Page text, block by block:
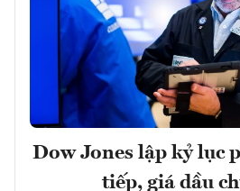
Dow Jones lập kỷ lục
tiếp, giá dầu